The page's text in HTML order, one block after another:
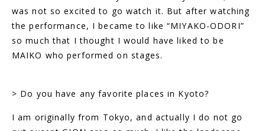
was not so excited to go watch it. But after watching
the performance, I became to like “MIYAKO-ODORI”
so much that I thought I would have liked to be
MAIKO who performed on stages.
> Do you have any favorite places in Kyoto?
I am originally from Tokyo, and actually I do not go